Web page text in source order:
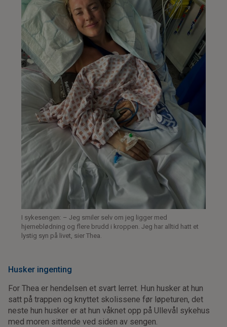
I sykesengen: – Jeg smiler selv om jeg ligger med
hjerneblødning og flere brudd i kroppen. Jeg har alltid hatt et
lystig syn på livet, sier Thea.
Husker ingenting
For Thea er hendelsen et svart lerret. Hun husker at hun
satt på trappen og knyttet skolissene før løpeturen, det
neste hun husker er at hun våknet opp på Ullevål sykehus
med moren sittende ved siden av sengen.